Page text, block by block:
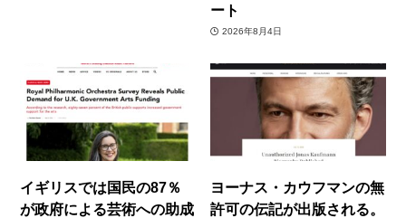
ート
2026年8月4日
イギリスでは国民の87％
が政府による芸術への助成
ヨーナス・カウフマンの無
許可の伝記が出版される。